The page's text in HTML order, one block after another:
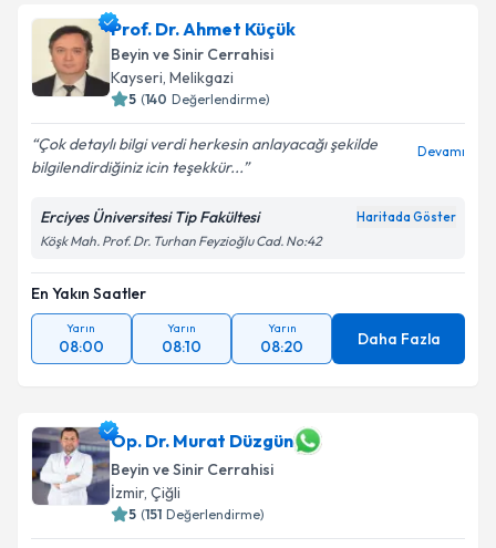
Prof. Dr. Ahmet Küçük
Beyin ve Sinir Cerrahisi
Kayseri, Melikgazi
5 (140 Değerlendirme)
Çok detaylı bilgi verdi herkesin anlayacağı şekilde
bilgilendirdiğiniz icin teşekkür...
Devamı
Erciyes Üniversitesi Tip Fakültesi Haritada Göster
Köşk Mah. Prof. Dr. Turhan Feyzioğlu Cad. No:42
En Yakın Saatler
Yarın
08:00
Yarın
08:10
Yarın
08:20 Daha Fazla
Op. Dr. Murat Düzgün
Beyin ve Sinir Cerrahisi
İzmir, Çiğli
5 (151 Değerlendirme)